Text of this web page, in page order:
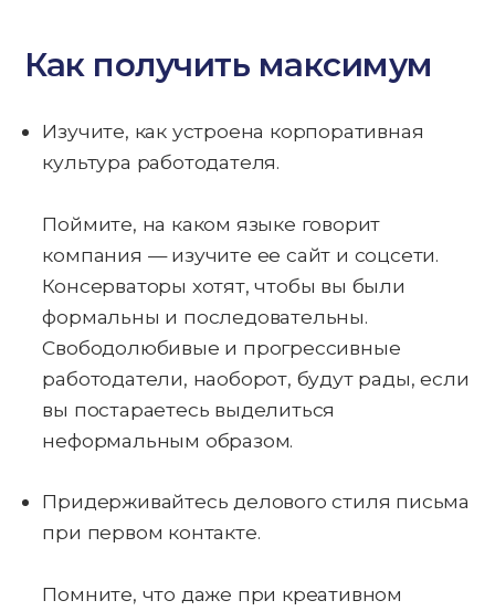
Как получить максимум
Изучите, как устроена корпоративная
культура работодателя.
Поймите, на каком языке говорит
компания — изучите ее сайт и соцсети.
Консерваторы хотят, чтобы вы были
формальны и последовательны.
Свободолюбивые и прогрессивные
работодатели, наоборот, будут рады, если
вы постараетесь выделиться
неформальным образом.
Придерживайтесь делового стиля письма
при первом контакте.
Помните, что даже при креативном